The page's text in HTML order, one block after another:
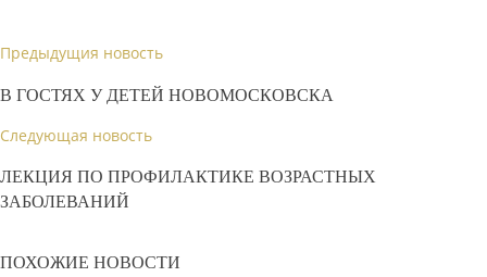
Предыдущия новость
В ГОСТЯХ У ДЕТЕЙ НОВОМОСКОВСКА
Следующая новость
ЛЕКЦИЯ ПО ПРОФИЛАКТИКЕ ВОЗРАСТНЫХ
ЗАБОЛЕВАНИЙ
ПОХОЖИЕ НОВОСТИ